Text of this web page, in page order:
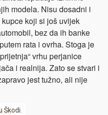
modela. Nisu dosadni i
koji si još uvijek
bez da ih banke
rata i ovrha. Stoga je
vrhu perjanice
i realnija. Zato se stvari i
jest tužno, ali nije
Škodi.